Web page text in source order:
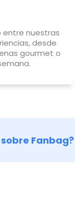
entre nuestras
desde
gourmet o
sobre Fanbag?